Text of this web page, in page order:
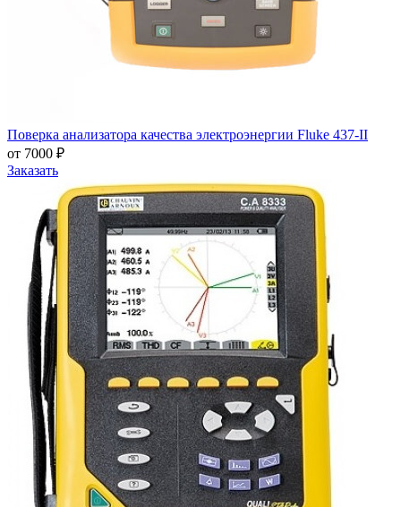
Поверка анализатора качества электроэнергии Fluke 437-II
от 7000 ₽
Заказать